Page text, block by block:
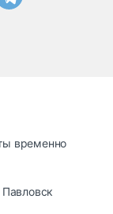
временно